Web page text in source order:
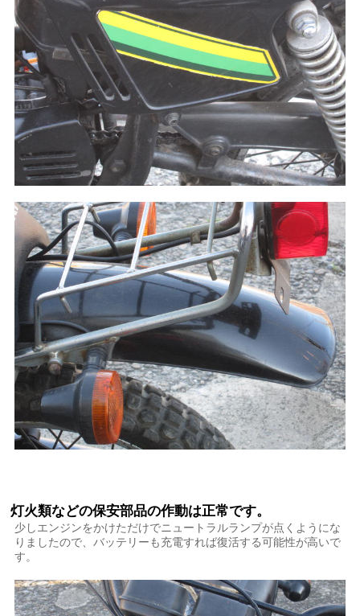
灯火類などの保安部品の作動は正常です。
少しエンジンをかけただけでニュートラルランプが点くようにな
りましたので、バッテリーも充電すれば復活する可能性が高いで
す。